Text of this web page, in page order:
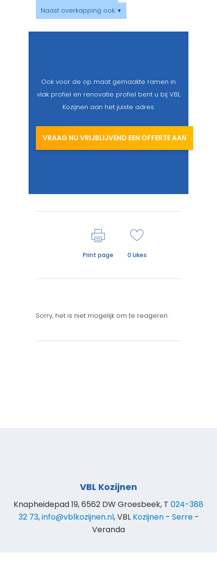
Naast overkapping ook: ▾
Ook voor de op maat gemaakte ramen in
vlak profiel en renovatie profiel bent u bij VBL
Kozijnen aan het juiste adres.
VRAAG NU VRIJBLIJVEND EEN OFFERTE AAN
Print page 0 Likes
Sorry, het is niet mogelijk om te reageren.
VBL Kozijnen
Knapheidepad 19, 6562 DW Groesbeek, T 024-388
32 73,info@vblkozijnen.nl, VBL Kozijnen- Serre-
Veranda